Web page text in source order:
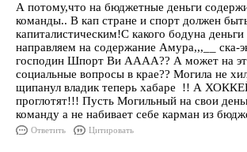
А потому,что на бюджетные деньги
команды.. В кап стране и спорт должен
капиталистическим!С какого бодуна
направляем на содержание Амура,,,__ ска-
господин Шпорт Ви АААА?? А может на
социальные вопросы в крае?? Могила не
щипанул владик теперь хабаре !! А
проглотят!!! Пусть Могильный на свои
команду а не набивает себе карман из
Ответить Цитировать